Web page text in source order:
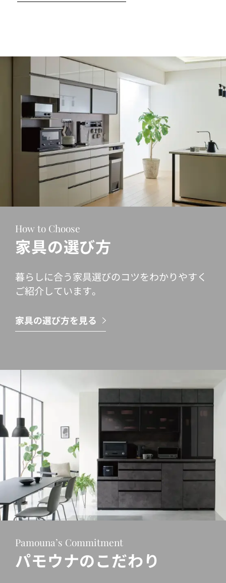
How to Choose
家具の選び方
暮らしに合う家具選びのコツをわかりやすく
ご紹介しています。
家具の選び方を見る
Pamouna’s Commitment
パモウナのこだわり